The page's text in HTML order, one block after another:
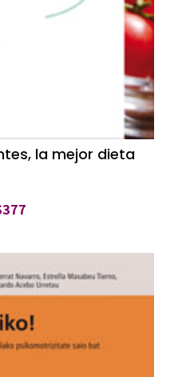
la mejor dieta
377